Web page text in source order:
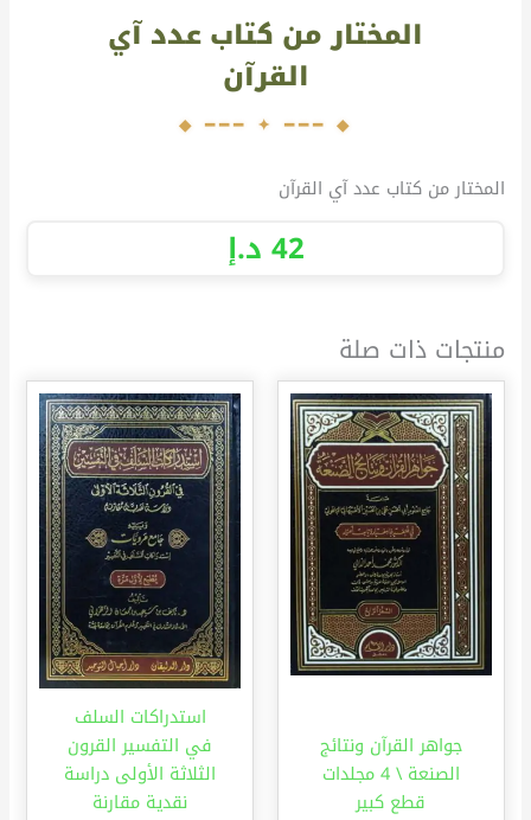
المختار من كتاب عدد آي
القرآن
المختار من كتاب عدد آي القرآن
42د.إ
منتجات ذات صلة
جواهر القرآن ونتائج
الصنعة \ 4 مجلدات
قطع كبير
استدراكات السلف
في التفسير القرون
الثلاثة الأولى دراسة
نقدية مقارنة